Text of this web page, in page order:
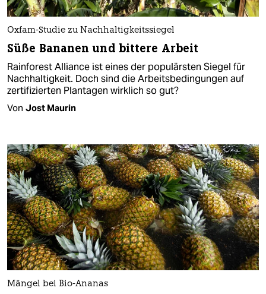
Oxfam-Studie zu Nachhaltigkeitssiegel
Süße Bananen und bittere Arbeit
Rainforest Alliance ist eines der populärsten Siegel für
Nachhaltigkeit. Doch sind die Arbeitsbedingungen auf
zertifizierten Plantagen wirklich so gut?
Von Jost Maurin
Mängel bei Bio-Ananas